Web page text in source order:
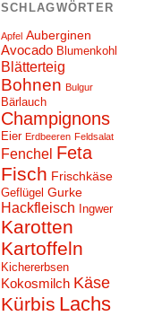
SCHLAGWÖRTER
Apfel Auberginen
Avocado Blumenkohl
Blätterteig
Bohnen Bulgur
Bärlauch
Champignons
Eier Erdbeeren Feldsalat
Fenchel Feta
Fisch Frischkäse
Geflügel Gurke
Hackfleisch Ingwer
Karotten
Kartoffeln
Kichererbsen
Kokosmilch Käse
Kürbis Lachs